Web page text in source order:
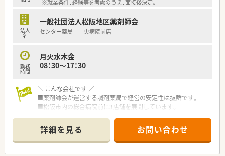
※就業条件、経験等を考慮のうえ、面接後決定。
法人
名
一般社団法人松阪地区薬剤師会
センター薬局 中央病院前店
勤務
時間
月火水木金
08：30～17：30
＼ こんな会社です ／
■薬剤師会が運営する調剤薬局で経営の安定性は抜群です。
■松阪市内の総合病院前に3店舗を展開しています。
っています。
■任意参加の勉強会などを開催しており、スキルアップできる環
境です！
詳細を見る お問い合わせ